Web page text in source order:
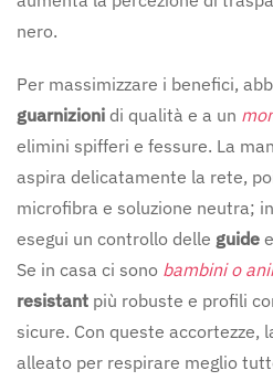
nero.
Per massimizzare i benefici,
guarnizioni di qualità e a un
elimini spifferi e fessure. La
aspira delicatamente la rete,
microfibra e soluzione neutra;
esegui un controllo delle guide
Se in casa ci sono bambini o
resistant più robuste e profili
sicure. Con queste accortezze,
alleato per respirare meglio